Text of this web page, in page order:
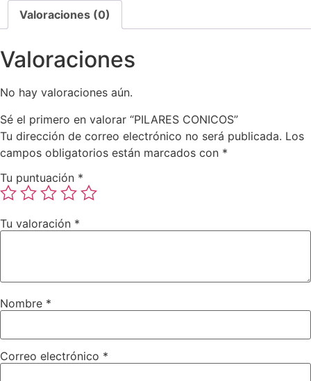
Valoraciones (0)
Valoraciones
No hay valoraciones aún.
Sé el primero en valorar “PILARES CONICOS”
Tu dirección de correo electrónico no será publicada. Los
campos obligatorios están marcados con *
Tu puntuación *
Tu valoración *
Nombre *
Correo electrónico *